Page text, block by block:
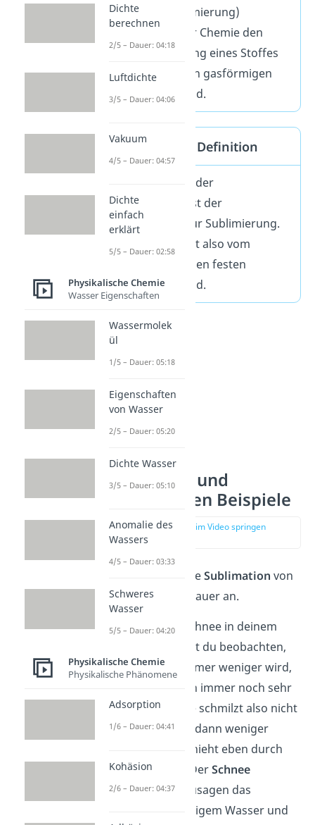
und selten Sublimierung)
bezeichnet in der Chemie den
direkten Übergang eines Stoffes
vom festen in den gasförmigen
Aggregatszustand.
Resublimieren Definition
Resublimieren (oder
Resublimation) ist der
Gegenprozess zur Sublimierung.
Ein Stoff wechselt also vom
gasförmigen in den festen
Aggregatszustand.
Sublimieren und
Resublimieren Beispiele
zur Stelle im Video springen
Schauen wir uns dieSublimation von
Wassereinmal genauer an.
Wenn im Winter Schnee in deinem
Garten liegt, kannst du beobachten,
dass die Menge immer weniger wird,
obwohl es draußen immer noch sehr
kalt ist. Der Schnee schmilzt also nicht
– aber wie kann er dann weniger
werden? Das geschieht eben durch
eine Sublimation. DerSchnee
„überspringt“ sozusagen das
Schmelzen zu flüssigem Wasser und
Dichte
berechnen
2/5 – Dauer: 04:18
Luftdichte
3/5 – Dauer: 04:06
Vakuum
4/5 – Dauer: 04:57
Dichte
einfach
erklärt
5/5 – Dauer: 02:58
Physikalische Chemie
Wasser Eigenschaften
Wassermolek
ül
1/5 – Dauer: 05:18
Eigenschaften
von Wasser
2/5 – Dauer: 05:20
Dichte Wasser
3/5 – Dauer: 05:10
Anomalie des
Wassers
4/5 – Dauer: 03:33
Schweres
Wasser
5/5 – Dauer: 04:20
Physikalische Chemie
Physikalische Phänomene
Adsorption
1/6 – Dauer: 04:41
Kohäsion
2/6 – Dauer: 04:37